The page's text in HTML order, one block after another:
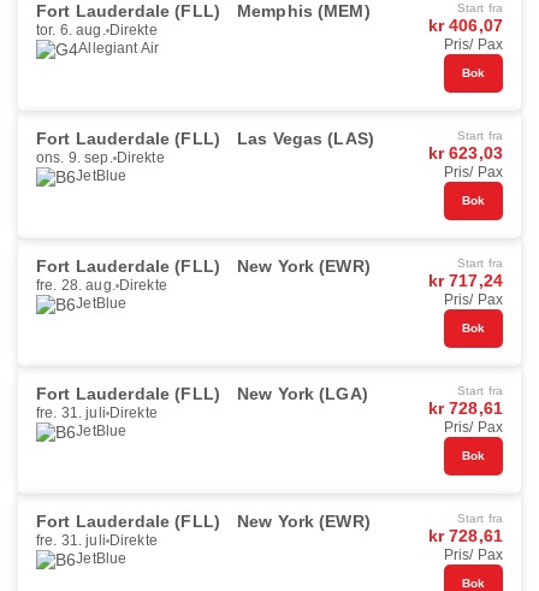
Fort Lauderdale (FLL) Memphis (MEM)
tor. 6. aug. Direkte
Allegiant Air
Start fra
kr 406,07
Pris/ Pax
Bok
Fort Lauderdale (FLL) Las Vegas (LAS)
ons. 9. sep. Direkte
JetBlue
Start fra
kr 623,03
Pris/ Pax
Bok
Fort Lauderdale (FLL) New York (EWR)
fre. 28. aug. Direkte
JetBlue
Start fra
kr 717,24
Pris/ Pax
Bok
Fort Lauderdale (FLL) New York (LGA)
fre. 31. juli Direkte
JetBlue
Start fra
kr 728,61
Pris/ Pax
Bok
Fort Lauderdale (FLL) New York (EWR)
fre. 31. juli Direkte
JetBlue
Start fra
kr 728,61
Pris/ Pax
Bok